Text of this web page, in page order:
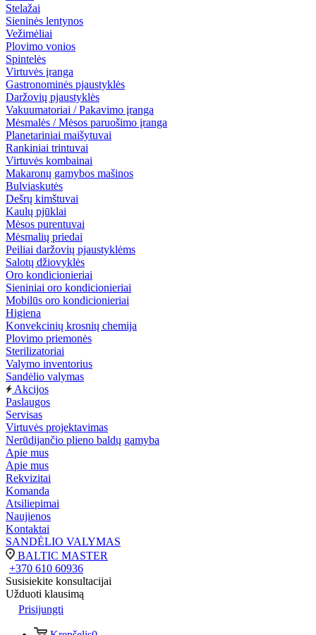
Stelažai
Sieninės lentynos
Vežimėliai
Plovimo vonios
Spintelės
Virtuvės įranga
Gastronominės pjaustyklės
Daržovių pjaustyklės
Vakuumatoriai / Pakavimo įranga
Mėsmalės / Mėsos paruošimo įranga
Planetariniai maišytuvai
Rankiniai trintuvai
Virtuvės kombainai
Makaronų gamybos mašinos
Bulviaskutės
Dešrų kimštuvai
Kaulų pjūklai
Mėsos purentuvai
Mėsmalių priedai
Peiliai daržovių pjaustyklėms
Salotų džiovyklės
Oro kondicionieriai
Sieniniai oro kondicionieriai
Mobilūs oro kondicionieriai
Higiena
Konvekcinių krosnių chemija
Plovimo priemonės
Sterilizatoriai
Valymo inventorius
Sandėlio valymas
Akcijos
Paslaugos
Servisas
Virtuvės projektavimas
Nerūdijančio plieno baldų gamyba
Apie mus
Apie mus
Rekvizitai
Komanda
Atsiliepimai
Naujienos
Kontaktai
SANDĖLIO VALYMAS
BALTIC MASTER
+370 610 60936
Susisiekite konsultacijai
Užduoti klausimą
Prisijungti